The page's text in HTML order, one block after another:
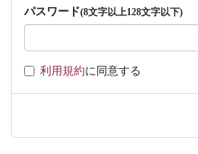
パスワード(8文字以上128文字以下)
利用規約に同意する